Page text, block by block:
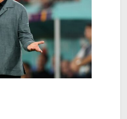
vs
Polandia